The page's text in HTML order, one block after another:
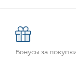
Бонусы за